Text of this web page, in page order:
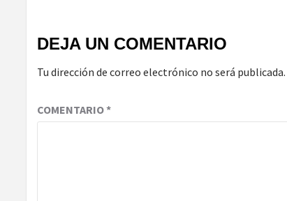
DEJA UN COMENTARIO
Tu dirección de correo electrónico no será publicada.
COMENTARIO*